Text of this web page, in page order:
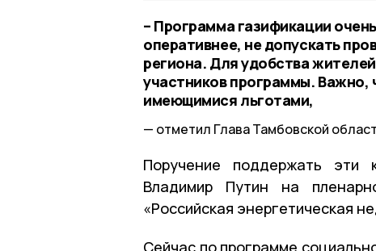
– Программа газификации
оперативнее, не допускать
региона. Для удобства
участников программы. Важно,
имеющимися льготами,
отметил Глава Тамбовской
Поручение поддержать эти
Владимир Путин на
«Российская энергетическая
Сейчас по программе